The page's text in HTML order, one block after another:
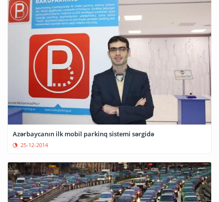
Azərbaycanın ilk mobil parkinq sistemi sərgidə
25-12-2014